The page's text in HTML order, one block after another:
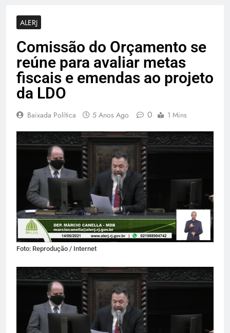
ALERJ
Comissão do Orçamento se
reúne para avaliar metas
fiscais e emendas ao projeto
da LDO
Baixada Política 5 Anos Ago 0 1 Mins
Foto: Reprodução / Internet